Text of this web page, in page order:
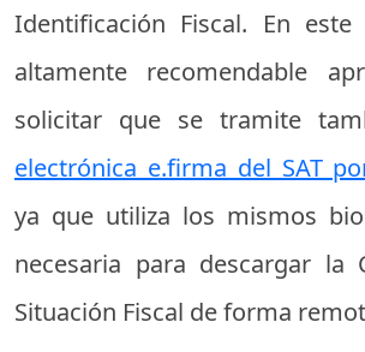
Identificación Fiscal. En
altamente recomendable
solicitar que se tramite
electrónica e.firma del SAT
ya que utiliza los mismos
necesaria para descargar la
Situación Fiscal de forma